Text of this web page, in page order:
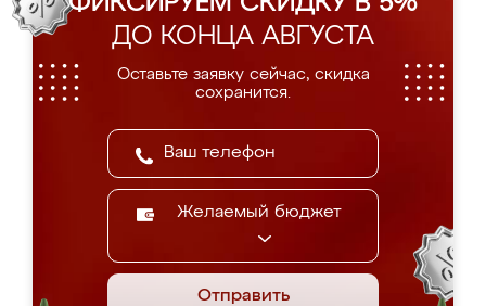
ДО КОНЦА АВГУСТА
Оставьте заявку сейчас, скидка
сохранится.
Желаемый бюджет
Отправить